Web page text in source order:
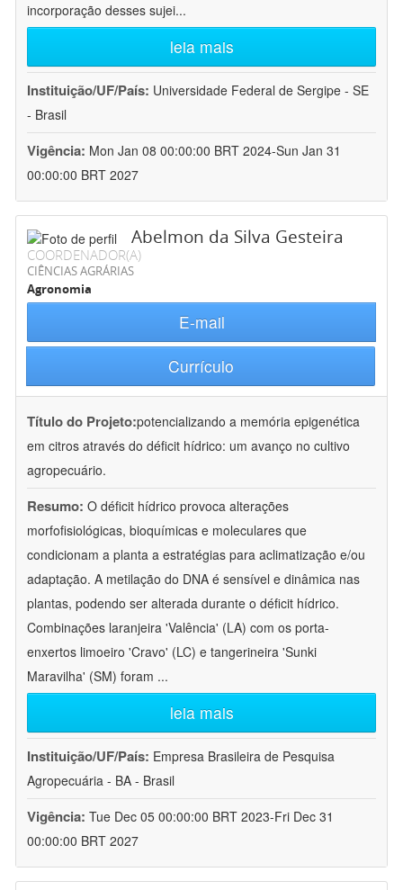
incorporação desses sujei...
leia mais
Instituição/UF/País: Universidade Federal de Sergipe - SE
- Brasil
Vigência: Mon Jan 08 00:00:00 BRT 2024-Sun Jan 31
00:00:00 BRT 2027
Abelmon da Silva Gesteira
COORDENADOR(A)
CIÊNCIAS AGRÁRIAS
Agronomia
E-mail
Currículo
Título do Projeto:potencializando a memória epigenética
em citros através do déficit hídrico: um avanço no cultivo
agropecuário.
Resumo: O déficit hídrico provoca alterações
morfofisiológicas, bioquímicas e moleculares que
condicionam a planta a estratégias para aclimatização e/ou
adaptação. A metilação do DNA é sensível e dinâmica nas
plantas, podendo ser alterada durante o déficit hídrico.
Combinações laranjeira 'Valência' (LA) com os porta-
enxertos limoeiro 'Cravo' (LC) e tangerineira 'Sunki
Maravilha' (SM) foram ...
leia mais
Instituição/UF/País: Empresa Brasileira de Pesquisa
Agropecuária - BA - Brasil
Vigência: Tue Dec 05 00:00:00 BRT 2023-Fri Dec 31
00:00:00 BRT 2027